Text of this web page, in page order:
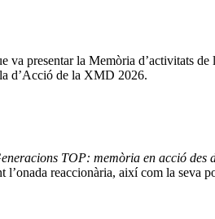
va presentar la Memòria d’activitats
d’Acció de la XMD 2026.
TOP: memòria en acció des
reaccionària, així com la seva